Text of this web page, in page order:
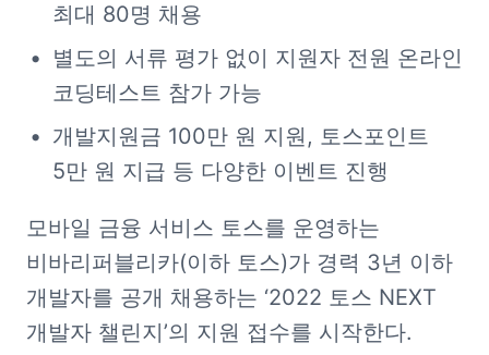
최대 80명 채용
별도의 서류 평가 없이 지원자 전원 온라인
코딩테스트 참가 가능
개발지원금 100만 원 지원, 토스포인트
5만 원 지급 등 다양한 이벤트 진행
모바일 금융 서비스 토스를 운영하는
비바리퍼블리카(이하 토스)가 경력 3년 이하
개발자를 공개 채용하는 ‘2022 토스 NEXT
개발자 챌린지’의 지원 접수를 시작한다.